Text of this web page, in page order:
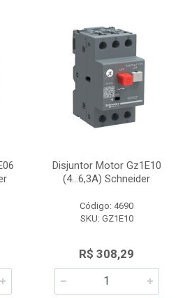
Disjuntor Motor Gz1E10
(4...6,3A) Schneider
Código: 4690
SKU: GZ1E10
R$ 308,29